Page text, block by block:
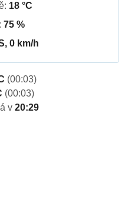
18 °C
75 %
0 km/h
(00:03)
(00:03)
v 20:29